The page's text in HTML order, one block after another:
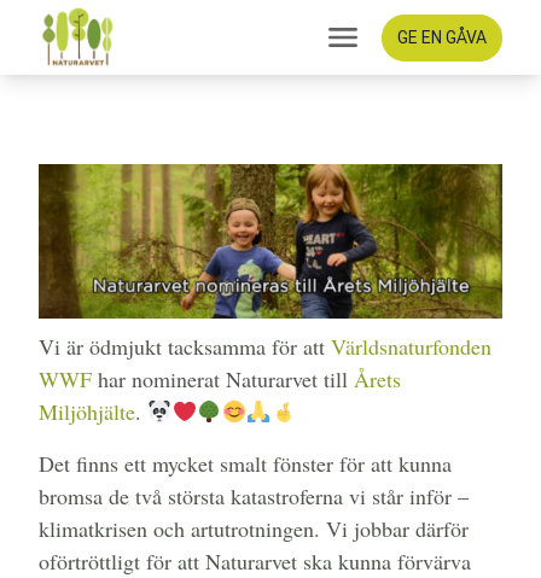
GE EN GÅVA
Vi är ödmjukt tacksamma för att Världsnaturfonden
WWF har nominerat Naturarvet till Årets
Miljöhjälte.
Det finns ett mycket smalt fönster för att kunna
bromsa de två största katastroferna vi står inför –
klimatkrisen och artutrotningen. Vi jobbar därför
oförtröttligt för att Naturarvet ska kunna förvärva